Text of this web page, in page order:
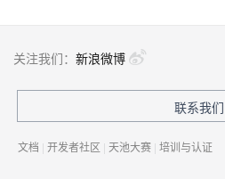
关注我们： 新浪微博
联系我们
文档 | 开发者社区 | 天池大赛 | 培训与认证